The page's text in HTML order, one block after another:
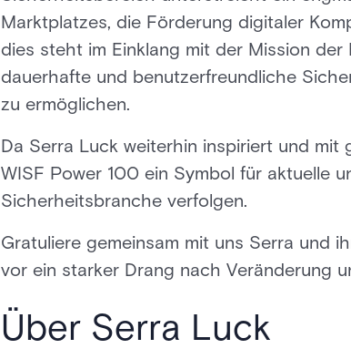
Marktplatzes, die Förderung digitaler
dies steht im Einklang mit der Mission
dauerhafte und benutzerfreundliche
zu ermöglichen.
Da Serra Luck weiterhin inspiriert und
WISF Power 100 ein Symbol für aktuelle
Sicherheitsbranche verfolgen.
Gratuliere gemeinsam mit uns Serra und
vor ein starker Drang nach Veränderung
Über Serra Luck